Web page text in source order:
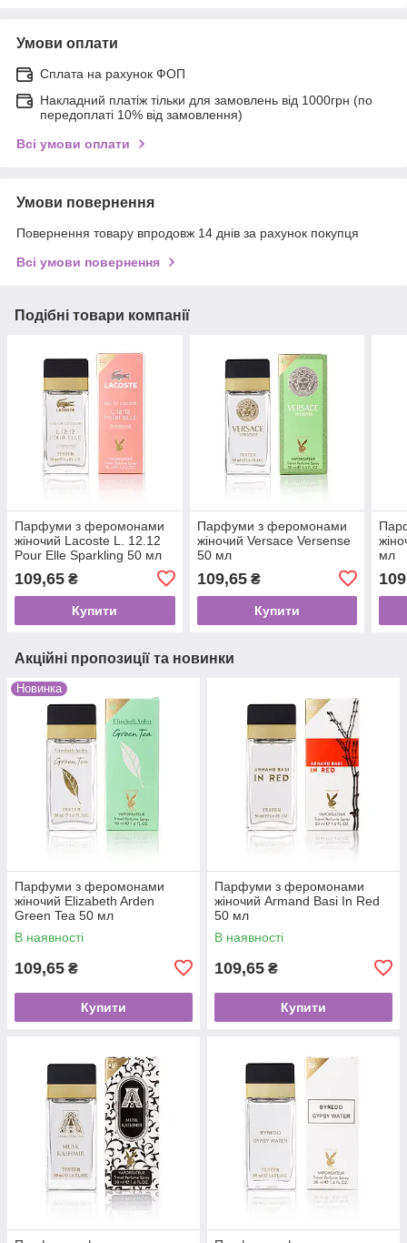
Умови оплати
Сплата на рахунок ФОП
Накладний платіж тільки для замовлень від 1000грн (по
передоплаті 10% від замовлення)
Всі умови оплати
Умови повернення
Повернення товару впродовж 14 днів за рахунок покупця
Всі умови повернення
Подібні товари компанії
Парфуми з феромонами
жіночий Lacoste L. 12.12
Pour Elle Sparkling 50 мл
109,65 ₴
Купити
Парфуми з феромонами
жіночий Versace Versense
50 мл
109,65₴
Купити
мл
Акційні пропозиції та новинки
Новинка
Парфуми з феромонами
жіночий Elizabeth Arden
Green Tea 50 мл
В наявності
109,65 ₴
Купити
Парфуми з феромонами
жіночий Armand Basi In Red
50 мл
В наявності
109,65 ₴
Купити